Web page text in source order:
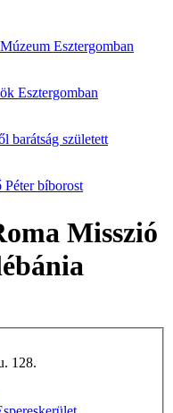
Esztergomban
Esztergomban
barátság született
bíborost
Misszió
128.